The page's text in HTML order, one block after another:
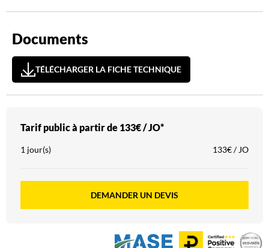
Documents
TÉLÉCHARGER LA FICHE TECHNIQUE
Tarif public à partir de 133€ / JO*
1 jour(s) 133€ / JO
DEMANDER UN DEVIS